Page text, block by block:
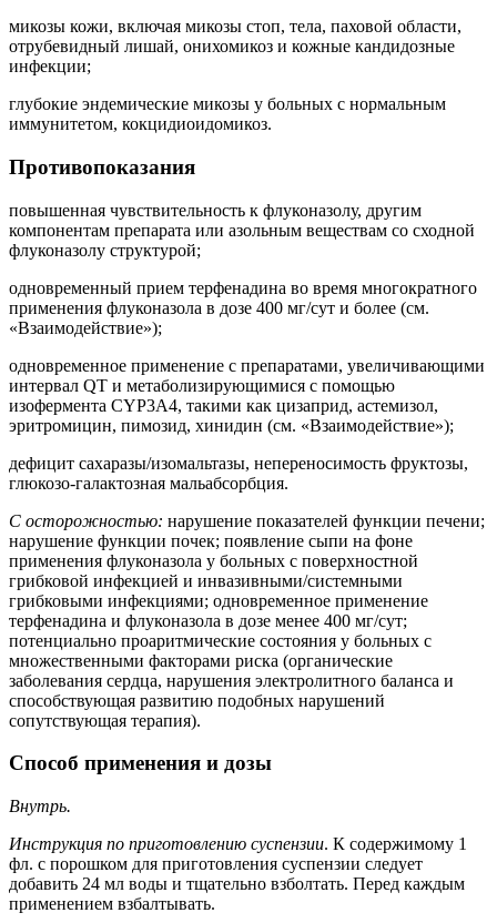
микозы кожи, включая микозы стоп, тела, паховой области,
отрубевидный лишай, онихомикоз и кожные кандидозные
инфекции;
глубокие эндемические микозы у больных с нормальным
иммунитетом, кокцидиоидомикоз.
Противопоказания
повышенная чувствительность к флуконазолу, другим
компонентам препарата или азольным веществам со сходной
флуконазолу структурой;
одновременный прием терфенадина во время многократного
применения флуконазола в дозе 400 мг/сут и более (см.
«Взаимодействие»);
одновременное применение с препаратами, увеличивающими
интервал QT и метаболизирующимися с помощью
изофермента CYP3A4, такими как цизаприд, астемизол,
эритромицин, пимозид, хинидин (см. «Взаимодействие»);
дефицит сахаразы/изомальтазы, непереносимость фруктозы,
глюкозо-галактозная мальабсорбция.
С осторожностью: нарушение показателей функции печени;
нарушение функции почек; появление сыпи на фоне
применения флуконазола у больных с поверхностной
грибковой инфекцией и инвазивными/системными
грибковыми инфекциями; одновременное применение
терфенадина и флуконазола в дозе менее 400 мг/сут;
потенциально проаритмические состояния у больных с
множественными факторами риска (органические
заболевания сердца, нарушения электролитного баланса и
способствующая развитию подобных нарушений
сопутствующая терапия).
Способ применения и дозы
Внутрь.
Инструкция по приготовлению суспензии. К содержимому 1
фл. с порошком для приготовления суспензии следует
добавить 24 мл воды и тщательно взболтать. Перед каждым
применением взбалтывать.